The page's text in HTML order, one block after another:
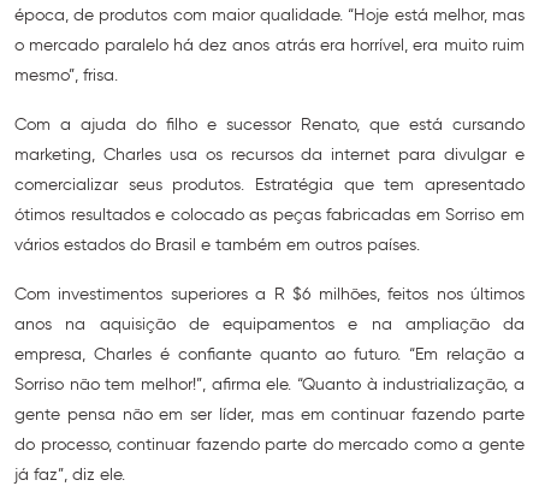
época, de produtos com maior qualidade. “Hoje está melhor, mas
o mercado paralelo há dez anos atrás era horrível, era muito ruim
mesmo”, frisa.
Com a ajuda do filho e sucessor Renato, que está cursando
marketing, Charles usa os recursos da internet para divulgar e
comercializar seus produtos. Estratégia que tem apresentado
ótimos resultados e colocado as peças fabricadas em Sorriso em
vários estados do Brasil e também em outros países.
Com investimentos superiores a R $6 milhões, feitos nos últimos
anos na aquisição de equipamentos e na ampliação da
empresa, Charles é confiante quanto ao futuro. “Em relação a
Sorriso não tem melhor!”, afirma ele. “Quanto à industrialização, a
gente pensa não em ser líder, mas em continuar fazendo parte
do processo, continuar fazendo parte do mercado como a gente
já faz”, diz ele.